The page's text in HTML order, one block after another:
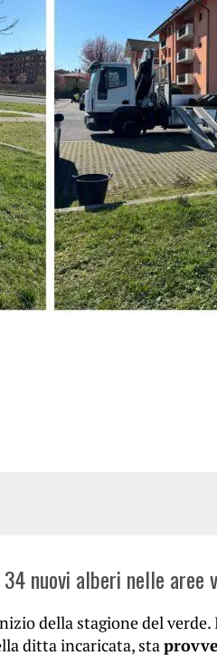
nuovi alberi nelle aree
della stagione del
ditta incaricata, sta